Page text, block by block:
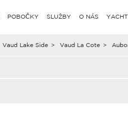
POBOČKY SLUŽBY O NÁS
Vaud Lake Side > Vaud La Cote >